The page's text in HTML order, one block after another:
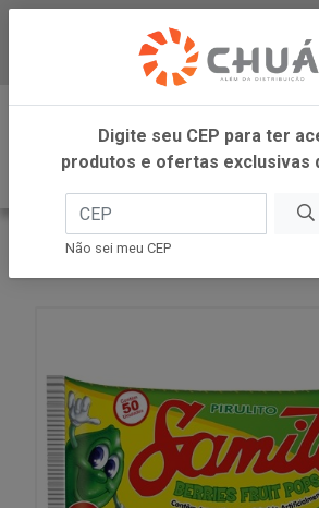
INÍCIO
SIMAS INDUSTRIAL DE ALIMENTOS
Digite seu CEP para ter
produtos e ofertas exclusivas
Não sei meu CEP